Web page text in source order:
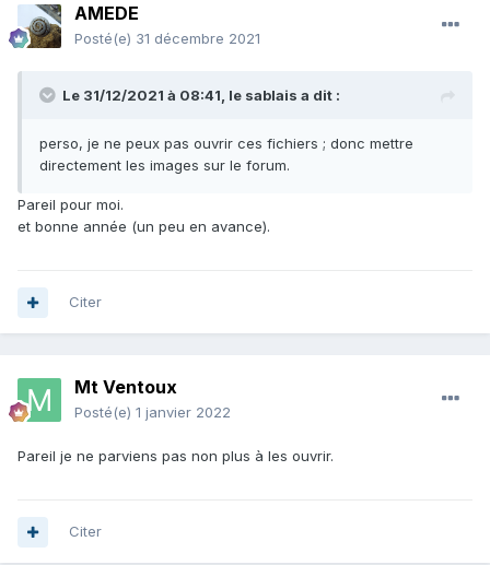
AMEDE
Posté(e) 31 décembre 2021
Le 31/12/2021 à 08:41, le sablais a dit :
perso, je ne peux pas ouvrir ces fichiers ; donc mettre
directement les images sur le forum.
Pareil pour moi.
et bonne année (un peu en avance).
Citer
Mt Ventoux
Posté(e) 1 janvier 2022
Pareil je ne parviens pas non plus à les ouvrir.
Citer